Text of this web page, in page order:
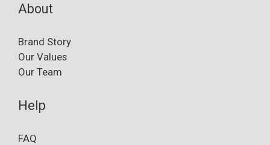
About
Brand Story
Our Values
Our Team
Help
FAQ